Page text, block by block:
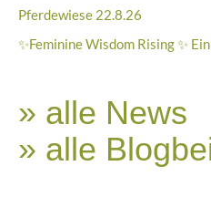
Pferdewiese 22.8.26
✨Feminine Wisdom Rising ✨
» alle News
» alle